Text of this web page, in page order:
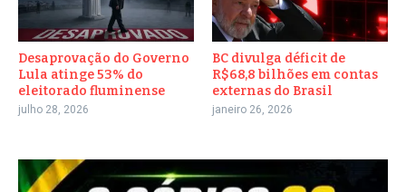
Desaprovação do Governo
Lula atinge 53% do
eleitorado fluminense
julho 28, 2026
BC divulga déficit de
R$68,8 bilhões em contas
externas do Brasil
janeiro 26, 2026